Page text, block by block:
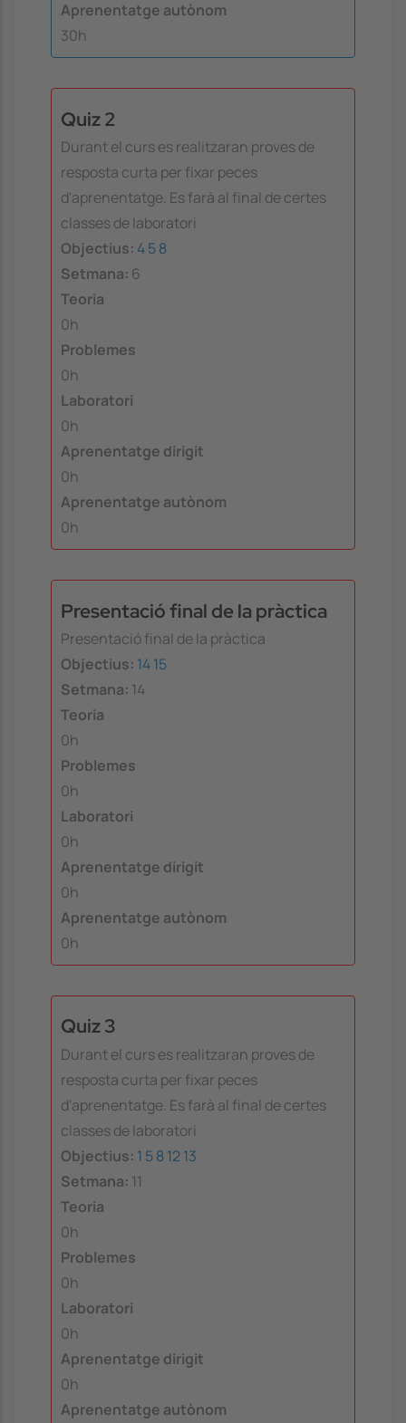
Aprenentatge autònom
30h
Quiz 2
Durant el curs es realitzaran proves de
resposta curta per fixar peces
d'aprenentatge. Es farà al final de certes
classes de laboratori
Objectius: 458
Setmana: 6
Teoria
0h
Problemes
0h
Laboratori
0h
Aprenentatge dirigit
0h
Aprenentatge autònom
0h
Presentació final de la pràctica
Presentació final de la pràctica
Objectius: 1415
Setmana: 14
Teoria
0h
Problemes
0h
Laboratori
0h
Aprenentatge dirigit
0h
Aprenentatge autònom
0h
Quiz 3
Durant el curs es realitzaran proves de
resposta curta per fixar peces
d'aprenentatge. Es farà al final de certes
classes de laboratori
Objectius: 1 58 1213
Setmana: 11
Teoria
0h
Problemes
0h
Laboratori
0h
Aprenentatge dirigit
0h
Aprenentatge autònom